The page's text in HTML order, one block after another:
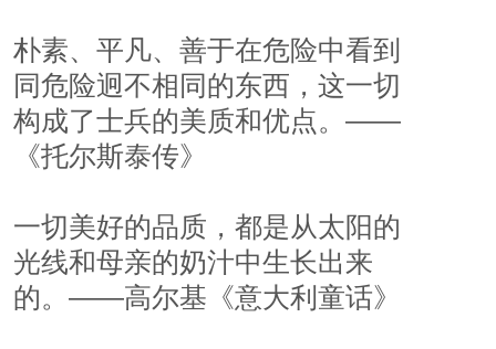
朴素、平凡、善于在危险中看到
同危险迥不相同的东西，这一切
构成了士兵的美质和优点。——
《托尔斯泰传》
一切美好的品质，都是从太阳的
光线和母亲的奶汁中生长出来
的。——高尔基《意大利童话》